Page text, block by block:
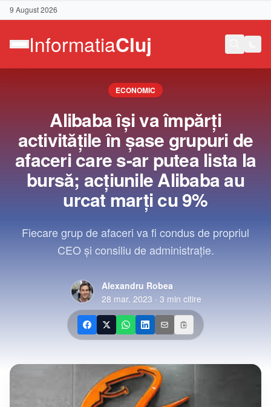
9 August 2026
ECONOMIC
Alibaba îşi va împărţi
activităţile în şase grupuri de
afaceri care s-ar putea lista la
bursă; acţiunile Alibaba au
urcat marţi cu 9%
Fiecare grup de afaceri va fi condus de propriul
CEO şi consiliu de administraţie.
Alexandru Robea
28 mar. 2023 · 3 min citire